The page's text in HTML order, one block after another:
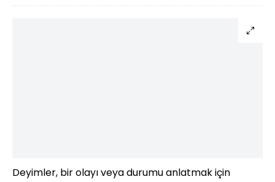
Deyimler, bir olayı veya durumu anlatmak için